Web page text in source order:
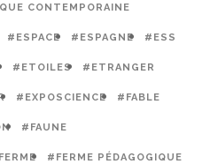
CONTEMPORAINE
#ESPACE #ESPAGNE #ESS
#ETOILES #ETRANGER
#EXPOSCIENCE #FABLE
#FAUNE
#FERME PÉDAGOGIQUE